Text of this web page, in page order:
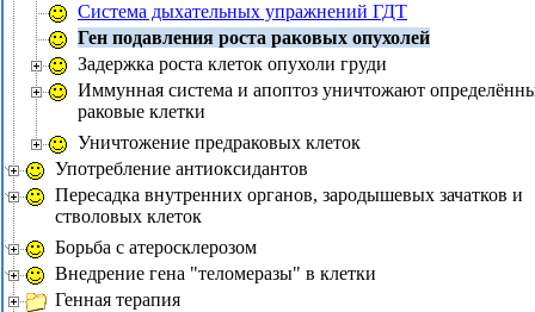
Система дыхательных упражнений ГДТ
Ген подавления роста раковых опухолей
Задержка роста клеток опухоли груди
Иммунная система и апоптоз уничтожают
раковые клетки
Уничтожение предраковых клеток
Употребление антиоксидантов
Пересадка внутренних органов, зародышевых зачатков и
стволовых клеток
Борьба с атеросклерозом
Внедрение гена "теломеразы" в клетки
Генная терапия